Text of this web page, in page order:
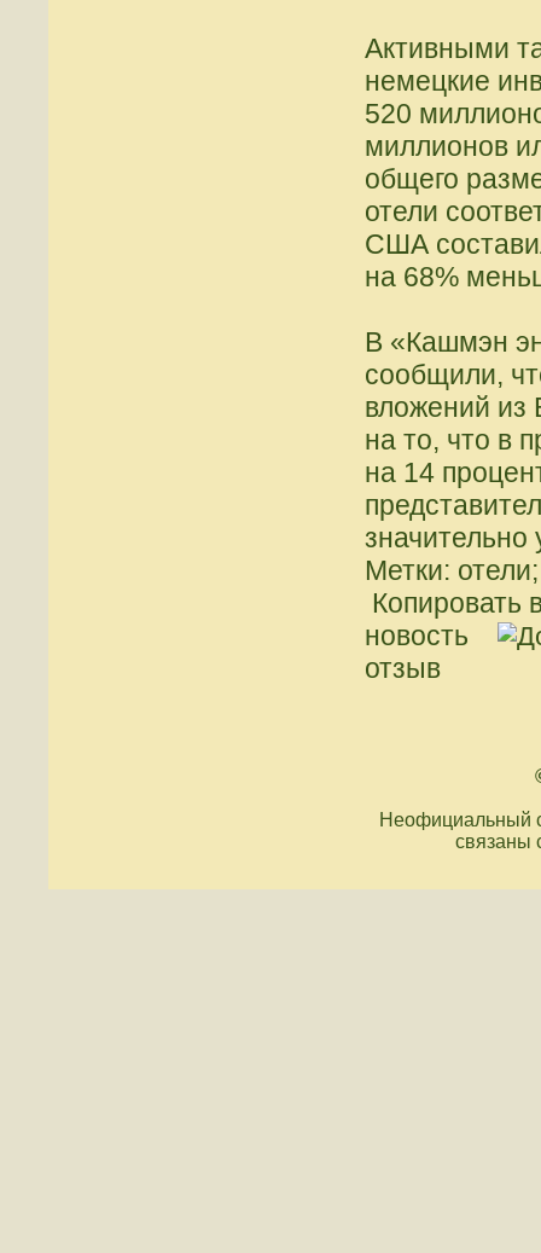
Активными
немецкие
520
миллионов
общего
отели
США
на 68%
В «Кашмэн
сообщили,
вложений из
на то, что в
на 14
значительно
Метки:
Копировать
новость
отзыв
Неофициальный
связаны